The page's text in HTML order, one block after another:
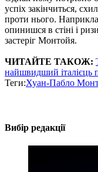
успіх закінчиться,
проти нього.
опинишся в стіні і
застеріг Монтойя.
ЧИТАЙТЕ ТАКОЖ:
найшвидший італієць
Теги:Хуан-Пабло
Вибір редакції